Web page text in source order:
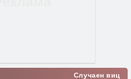
Случаен виц